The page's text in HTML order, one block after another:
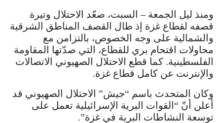
ومنذ ليل الجمعة – السبت، صعّد الاحتلال وتيرة
قصفه لقطاع غزة إذ طال القصف المناطق الشرقية
والشمالية على وجه الخصوص، بالتزامن مع
محاولات اقتحام بري للقطاع، التي صدّتها المقاومة
الفلسطينية. كما قطع الاحتلال الصهيوني الاتصالات
والإنترنت عن كامل قطاع غزة.
وكان المتحدث باسم “جيش” الاحتلال الصهيوني قد
أعلن أنّ “القوات البرية الإسرائيلية تعمل على
توسعة النشاطات البرية في غزة”.